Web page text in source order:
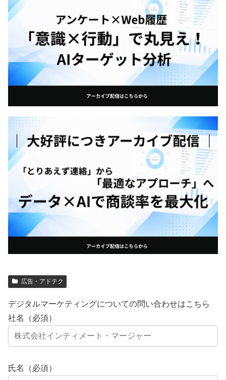
広告・アドテク
デジタルマーケティングについての問い合わせはこちら
社名（必須）
氏名（必須）